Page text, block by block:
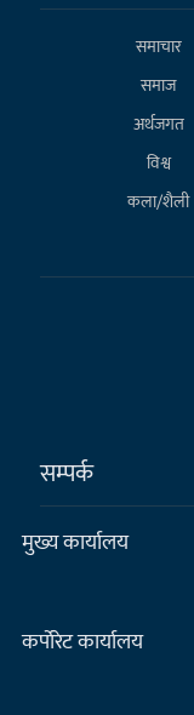
समाचार
समाज
अर्थजगत
विश्व
कला/शैली
सम्पर्क
मुख्य कार्यालय
कर्पाेरेट कार्यालय